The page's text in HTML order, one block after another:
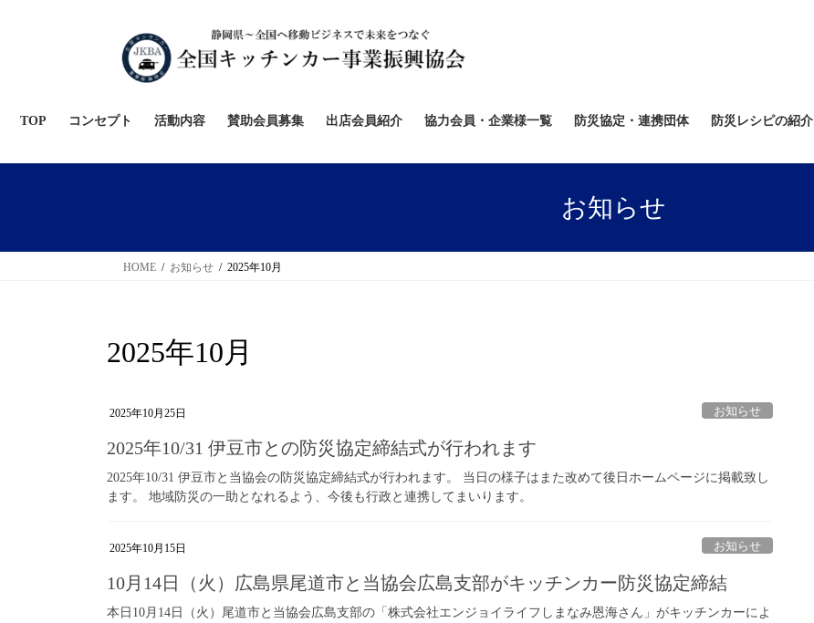
キ
に
TOP コンセプト 活動内容 賛助会員募集 出店会員紹介 協力会員・企業様一覧 防災協定・連携団体 防災レシピの紹介
お知らせ
HOME お知らせ 2025年10月
2025年10月
2025年10月25日 お知らせ
2025年10/31 伊豆市との防災協定締結式が行われます
2025年10/31 伊豆市と当協会の防災協定締結式が行われます。 当日の様子はまた改めて後日ホームページに掲載致し
ます。 地域防災の一助となれるよう、今後も行政と連携してまいります。
2025年10月15日 お知らせ
10月14日（火）広島県尾道市と当協会広島支部がキッチンカー防災協定締結
本日10月14日（火）尾道市と当協会広島支部の「株式会社エンジョイライフしまなみ恩海さん」がキッチンカーによ